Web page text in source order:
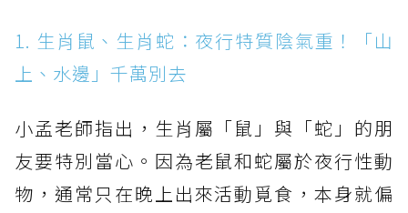
1. 生肖鼠、生肖蛇：夜行特質陰氣重！「山
上、水邊」千萬別去
小孟老師指出，生肖屬「鼠」與「蛇」的朋
友要特別當心。因為老鼠和蛇屬於夜行性動
物，通常只在晚上出來活動覓食，本身就偏